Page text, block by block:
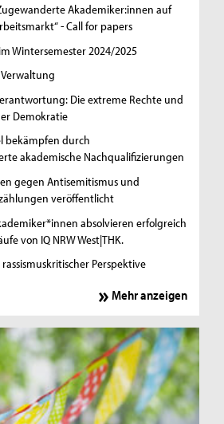
Akademiker:innen auf
- Call for papers
Wintersemester 2024/2025
Die extreme Rechte und
Demokratie
bekämpfen durch
akademische Nachqualifizierungen
gegen Antisemitismus und
veröffentlicht
absolvieren erfolgreich
von IQ NRW West|THK.
Perspektive
Mehr anzeigen